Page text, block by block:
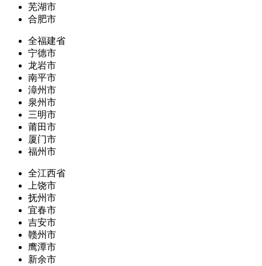
芜湖市
合肥市
全福建省
宁德市
龙岩市
南平市
漳州市
泉州市
三明市
莆田市
厦门市
福州市
全江西省
上饶市
抚州市
宜春市
吉安市
赣州市
鹰潭市
新余市